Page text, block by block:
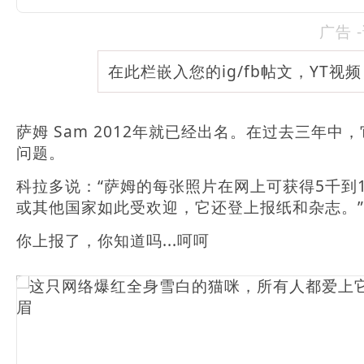
广告
在此栏嵌入您的ig/fb帖文，YT视
萨姆 Sam 2012年就已经出名。在过去三年中
问题。
科拉多说：“萨姆的每张照片在网上可获得5千
或其他国家如此受欢迎，它还登上报纸和杂志。”
你上报了，你知道吗...呵呵